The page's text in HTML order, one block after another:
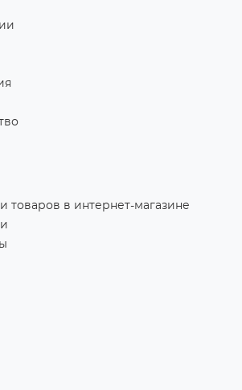
товаров в интернет-магазине